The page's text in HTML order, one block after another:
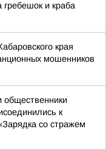
гребешок и краба
края
мошенников
общественники
к
со стражем